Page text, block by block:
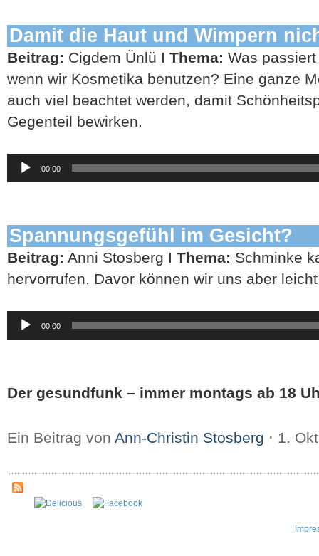
Damit die Haut und Wimpern
Beitrag: Cigdem Ünlü I Thema: Was
wenn wir Kosmetika benutzen? Eine ganze
auch viel beachtet werden, damit
Gegenteil bewirken.
Audio-
Player
00:00
Spannungsgefühl im Gesicht?
Beitrag: Anni Stosberg I Thema: Schminke
hervorrufen. Davor können wir uns aber
Audio-
Player
00:00
Der gesundfunk – immer montags ab 18
Ein Beitrag von Ann-Christin Stosberg ⋅ 1.